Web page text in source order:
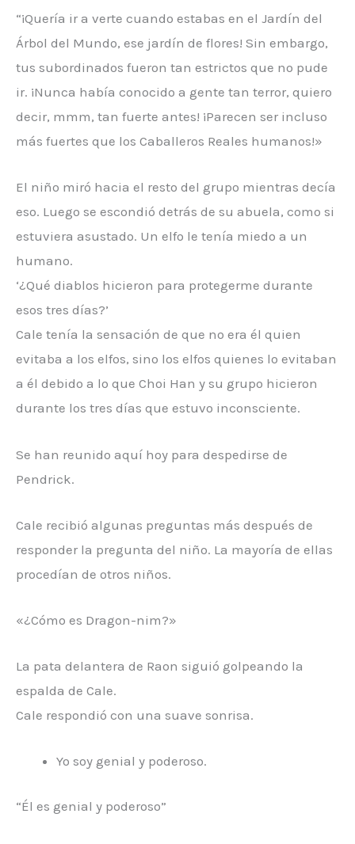
“¡Quería ir a verte cuando estabas en el Jardín del
Árbol del Mundo, ese jardín de flores! Sin embargo,
tus subordinados fueron tan estrictos que no pude
ir. ¡Nunca había conocido a gente tan terror, quiero
decir, mmm, tan fuerte antes! ¡Parecen ser incluso
más fuertes que los Caballeros Reales humanos!»
El niño miró hacia el resto del grupo mientras decía
eso. Luego se escondió detrás de su abuela, como si
estuviera asustado. Un elfo le tenía miedo a un
humano.
‘¿Qué diablos hicieron para protegerme durante
esos tres días?’
Cale tenía la sensación de que no era él quien
evitaba a los elfos, sino los elfos quienes lo evitaban
a él debido a lo que Choi Han y su grupo hicieron
durante los tres días que estuvo inconsciente.
Se han reunido aquí hoy para despedirse de
Pendrick.
Cale recibió algunas preguntas más después de
responder la pregunta del niño. La mayoría de ellas
procedían de otros niños.
«¿Cómo es Dragon-nim?»
La pata delantera de Raon siguió golpeando la
espalda de Cale.
Cale respondió con una suave sonrisa.
Yo soy genial y poderoso.
“Él es genial y poderoso”